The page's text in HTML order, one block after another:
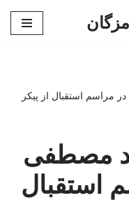
مراسم استقبال از پیکر
مصطفی
استقبال